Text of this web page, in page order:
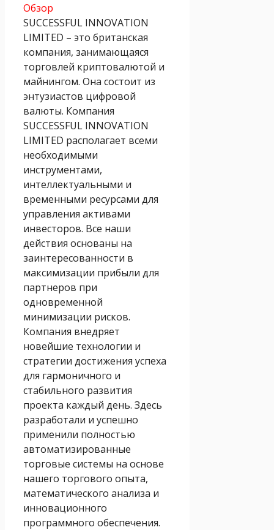
Обзор
SUCCESSFUL INNOVATION
LIMITED – это британская
компания, занимающаяся
торговлей криптовалютой и
майнингом. Она состоит из
энтузиастов цифровой
валюты. Компания
SUCCESSFUL INNOVATION
LIMITED располагает всеми
необходимыми
инструментами,
интеллектуальными и
временными ресурсами для
управления активами
инвесторов. Все наши
действия основаны на
заинтересованности в
максимизации прибыли для
партнеров при
одновременной
минимизации рисков.
Компания внедряет
новейшие технологии и
стратегии достижения успеха
для гармоничного и
стабильного развития
проекта каждый день. Здесь
разработали и успешно
применили полностью
автоматизированные
торговые системы на основе
нашего торгового опыта,
математического анализа и
инновационного
программного обеспечения.